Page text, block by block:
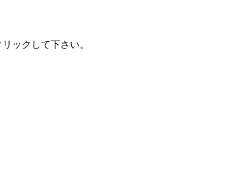
ックして下さい。